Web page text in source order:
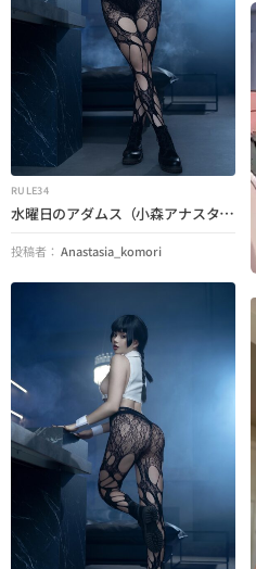
RULE34
水曜日のアダムス（小森アナスタシア）（水曜日）
投稿者： Anastasia_komori